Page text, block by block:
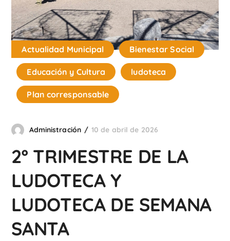
Actualidad Municipal Bienestar Social
Educación y Cultura ludoteca
Plan corresponsable
Administración 10 de abril de 2026
2º TRIMESTRE DE LA
LUDOTECA Y
LUDOTECA DE SEMANA
SANTA